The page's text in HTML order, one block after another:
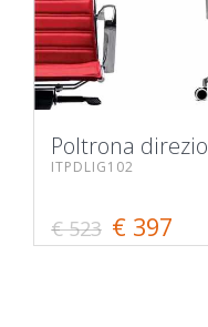
Poltrona
ITPDLIG102
€ 523 € 397